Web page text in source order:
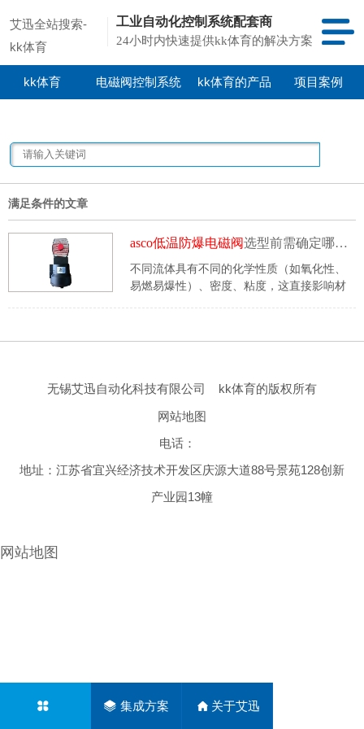
艾迅全站搜索-
kk体育
工业自动化控制系统配套商
24小时内快速提供kk体育的解决方案
kk体育 电磁阀控制系统 kk体育的产品 项目案例
满足条件的文章
asco低温防爆电磁阀选型前需确定哪些参数
不同流体具有不同的化学性质（如氧化性、
易燃易爆性）、密度、粘度，这直接影响材
无锡艾迅自动化科技有限公司
kk体育的版权所有
网站地图
电话：
地址：江苏省宜兴经济技术开发区庆源大道88号景苑128创新
产业园13幢
集成方案 关于艾迅
网站地图